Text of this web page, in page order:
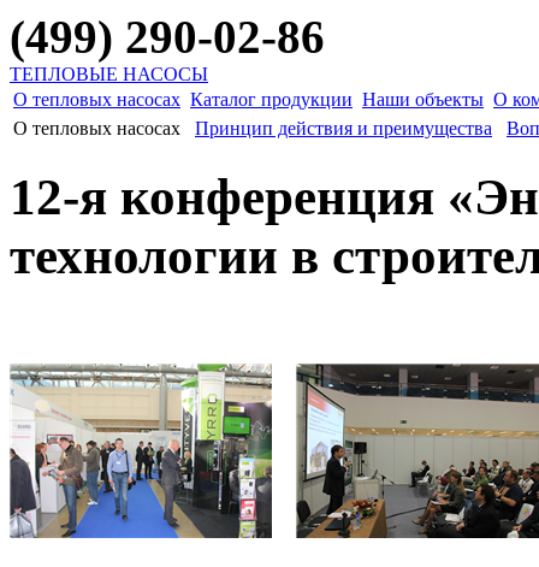
(499) 290-02-86
ТЕПЛОВЫЕ НАСОСЫ
О тепловых насосах Каталог продукции Наши объекты О
О тепловых насосах
Принцип действия и преимущества
12-я конференция
технологии в